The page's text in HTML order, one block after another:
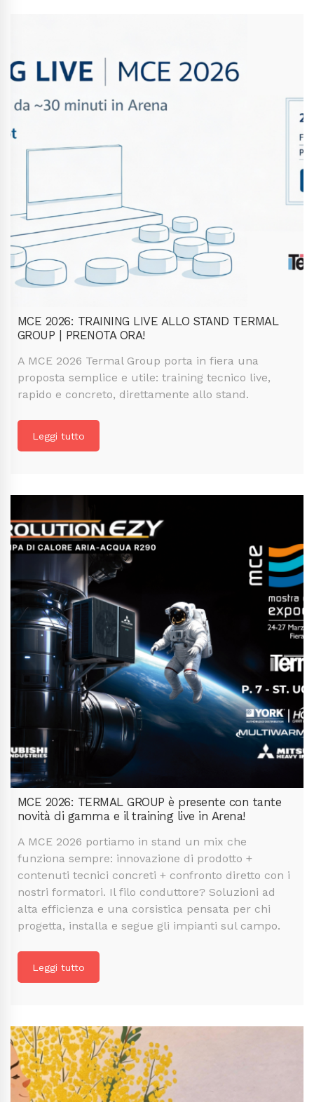
MCE 2026: TRAINING LIVE ALLO STAND TERMAL
GROUP | PRENOTA ORA!
A MCE 2026 Termal Group porta in fiera una
proposta semplice e utile: training tecnico live,
rapido e concreto, direttamente allo stand.
Leggi tutto
MCE 2026: TERMAL GROUP è presente con tante
novità di gamma e il training live in Arena!
A MCE 2026 portiamo in stand un mix che
funziona sempre: innovazione di prodotto +
contenuti tecnici concreti + confronto diretto con i
nostri formatori. Il filo conduttore? Soluzioni ad
alta efficienza e una corsistica pensata per chi
progetta, installa e segue gli impianti sul campo.
Leggi tutto